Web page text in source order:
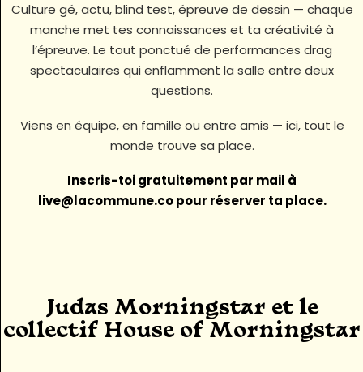
Culture gé, actu, blind test, épreuve de dessin — chaque
manche met tes connaissances et ta créativité à
l’épreuve. Le tout ponctué de performances drag
spectaculaires qui enflamment la salle entre deux
questions.
Viens en équipe, en famille ou entre amis — ici, tout le
monde trouve sa place.
Inscris-toi gratuitement par mail à
live@lacommune.co pour réserver ta place.
Judas Morningstar et le
collectif House of Morningstar